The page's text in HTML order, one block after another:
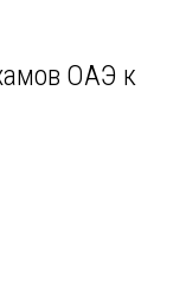
ОАЭ к